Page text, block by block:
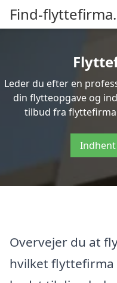
Find-
Leder du efter en
din flytteopgave og
tilbud fra
Overvejer du at
hvilket flyttefirma